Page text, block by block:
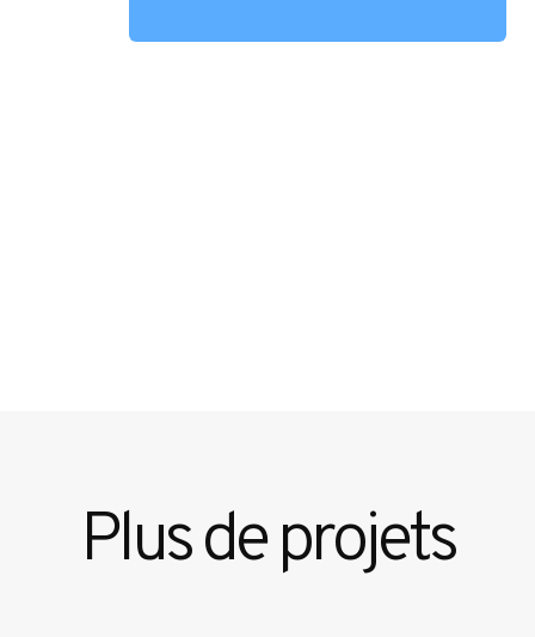
Plus de projets